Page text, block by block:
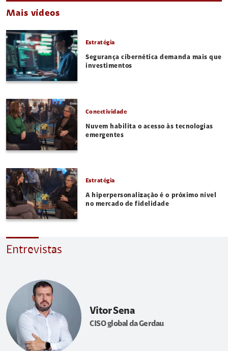
Mais vídeos
Estratégia
Segurança cibernética demanda mais que
investimentos
Conectividade
Nuvem habilita o acesso às tecnologias
emergentes
Estratégia
A hiperpersonalização é o próximo nível
no mercado de fidelidade
Entrevistas
Vitor Sena
CISO global da Gerdau